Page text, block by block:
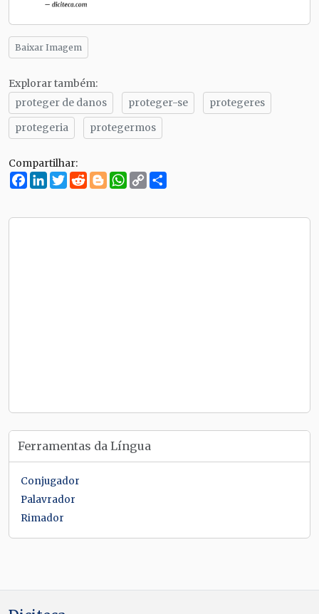
Baixar Imagem
Explorar também:
proteger de danos
proteger-se
protegeres
protegeria
protegermos
Compartilhar:
Facebook
LinkedIn
Twitter
RedditBloggerWhatsApp
Copy
Link
Ferramentas da Língua
Conjugador
Palavrador
Rimador